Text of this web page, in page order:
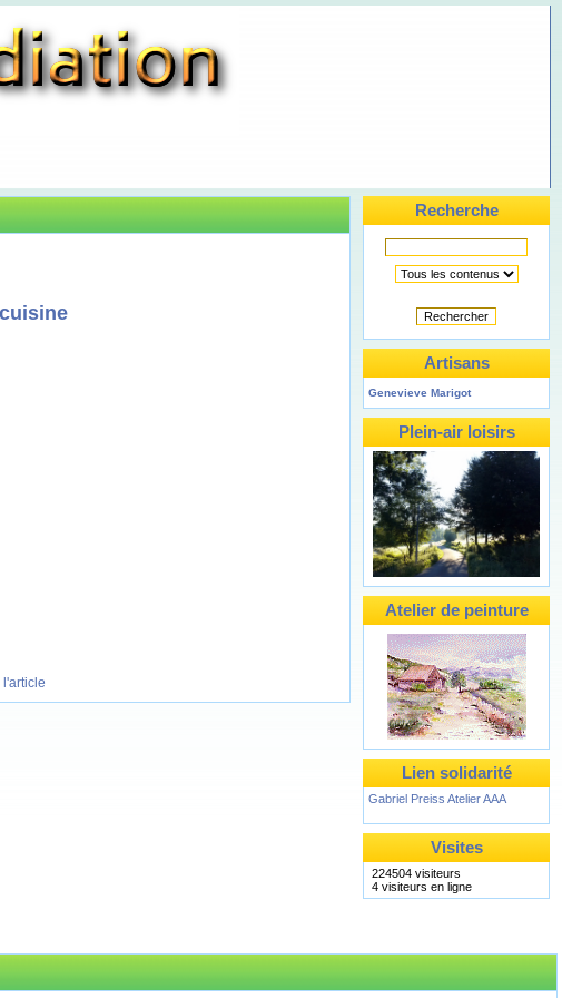
l'article
Recherche
Rechercher
Artisans
Genevieve Marigot
Plein-air loisirs
Atelier de peinture
Lien solidarité
Gabriel Preiss Atelier AAA
Visites
224504 visiteurs
4 visiteurs en ligne